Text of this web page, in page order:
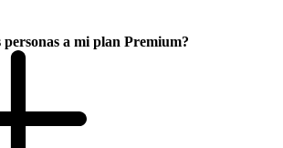
personas a mi plan Premium?